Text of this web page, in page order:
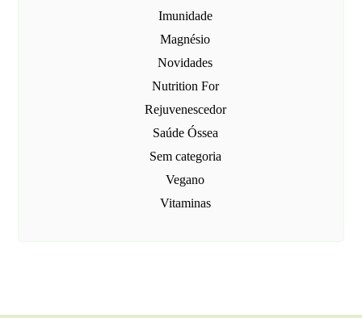
Imunidade
Magnésio
Novidades
Nutrition For
Rejuvenescedor
Saúde Óssea
Sem categoria
Vegano
Vitaminas